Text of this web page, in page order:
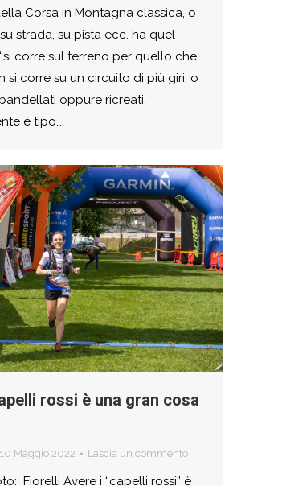
Corsa in Montagna classica, o
strada, su pista ecc. ha quel
corre sul terreno per quello che
si corre su un circuito di più giri, o
oppure ricreati,
è tipo…
rossi è una gran cosa
10 Maggio 2022 Lascia un commento
Fiorelli Avere i “capelli rossi” è